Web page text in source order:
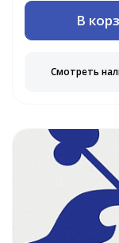
В
Смотреть